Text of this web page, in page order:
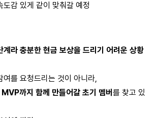
도감 있게 같이 맞춰갈 예정
계라 충분한 현금 보상을 드리기 어려운 상황
여를 요청드리는 것이 아니라,
까지 함께 만들어갈 초기 멤버 를 찾고 있